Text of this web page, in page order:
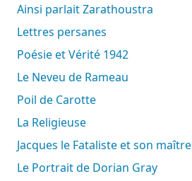
Ainsi parlait Zarathoustra
Lettres persanes
Poésie et Vérité 1942
Le Neveu de Rameau
Poil de Carotte
La Religieuse
Jacques le Fataliste et son maître
Le Portrait de Dorian Gray